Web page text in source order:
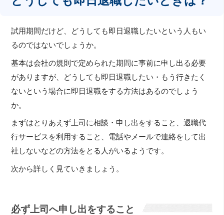
試用期間だけど、どうしても即日退職したいという人もい
るのではないでしょうか。
基本は会社の規則で定められた期間に事前に申し出る必要
がありますが、どうしても即日退職したい・もう行きたく
ないという場合に即日退職をする方法はあるのでしょう
か。
まずはとりあえず上司に相談・申し出をすること、退職代
行サービスを利用すること、電話やメールで連絡をして出
社しないなどの方法をとる人がいるようです。
次から詳しく見ていきましょう。
必ず上司へ申し出をすること